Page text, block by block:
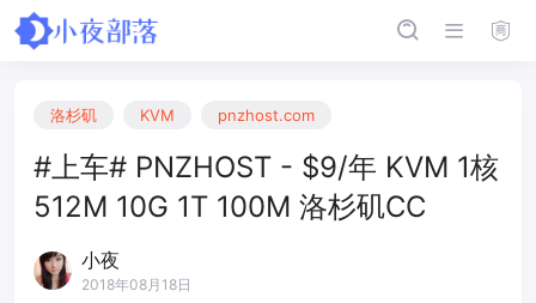
洛杉矶 KVM pnzhost.com
#上车# PNZHOST - $9/年 KVM 1核
512M 10G 1T 100M 洛杉矶CC
小夜
2018年08月18日